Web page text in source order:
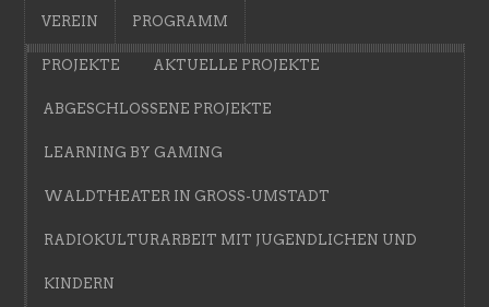
VEREIN PROGRAMM
PROJEKTE AKTUELLE PROJEKTE
ABGESCHLOSSENE PROJEKTE
LEARNING BY GAMING
WALDTHEATER IN GROSS-UMSTADT
RADIOKULTURARBEIT MIT JUGENDLICHEN UND
KINDERN